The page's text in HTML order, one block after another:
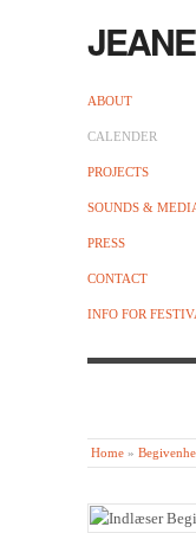
ABOUT
CALENDER
PROJECTS
SOUNDS &
PRESS
CONTACT
INFO FOR
Home »